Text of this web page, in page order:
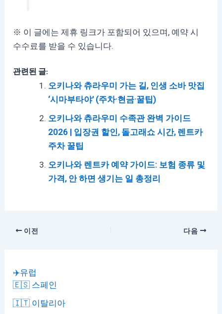
※ 이 글에는 제휴 링크가 포함되어 있으며, 예약 시
수수료를 받을 수 있습니다.
관련된 글:
오키나와 츄라우미 가는 길, 인생 소바 맛집
‘시마부타야’ (주차·현금·꿀팁)
오키나와 츄라우미 수족관 완벽 가이드
2026 | 입장권 할인, 돌고래쇼 시간, 렌트카
주차 꿀팁
오키나와 렌트카 예약 가이드: 보험 종류 및
가격, 안 하면 생기는 일 총정리
이전 다음
✈️유럽
🇪🇸 스페인
🇮🇹 이탈리아